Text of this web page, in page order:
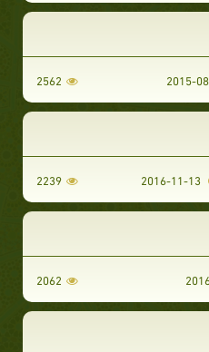
2562
2016-11-13
2239
2062